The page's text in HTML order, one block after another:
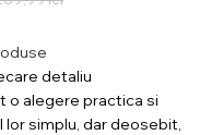
detaliu
o alegere practica si
simplu, dar deosebit,